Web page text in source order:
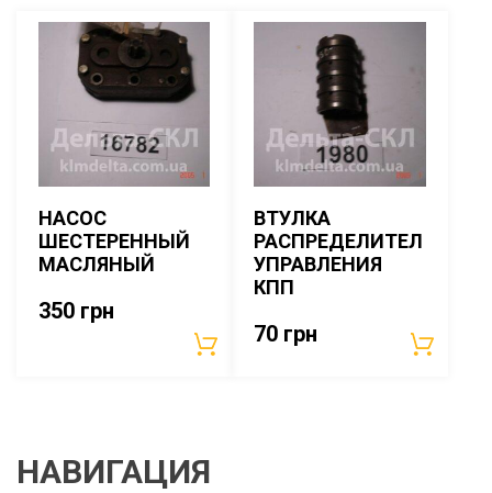
НАСОС
ШЕСТЕРЕННЫЙ
МАСЛЯНЫЙ
350 грн
ВТУЛКА
РАСПРЕДЕЛИТЕЛ
УПРАВЛЕНИЯ
КПП
70 грн
НАВИГАЦИЯ